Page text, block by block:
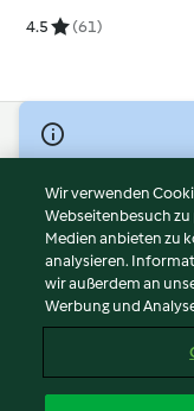
4.5 (61)
© Copyright 2026
Nutzungsbedingungen
Datenschutzrichtlinien
Disclaimer
Impressum
Cookies
Abo kündigen
Wir verwenden
Webseitenbesuch
Medien anbieten zu
analysieren.
wir außerdem an
Werbung und